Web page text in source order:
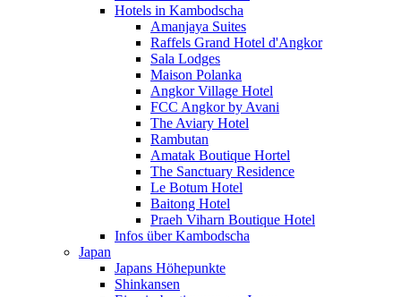
Hotels in Kambodscha
Amanjaya Suites
Raffels Grand Hotel d'Angkor
Sala Lodges
Maison Polanka
Angkor Village Hotel
FCC Angkor by Avani
The Aviary Hotel
Rambutan
Amatak Boutique Hortel
The Sanctuary Residence
Le Botum Hotel
Baitong Hotel
Praeh Viharn Boutique Hotel
Infos über Kambodscha
Japan
Japans Höhepunkte
Shinkansen